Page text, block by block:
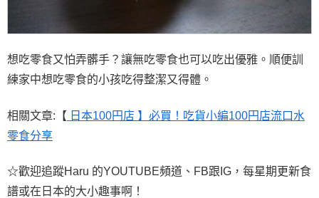
想吃零食又怕弄髒手？讓無吃零食也可以吃出優雅。順便訓
練家中想吃零食的小孩吃得整潔又得體。
相關文章:【 日本100円店 】必買！吃貨小編100円店流口水
零食分享
☆歡迎追蹤Haru 的YOUTUBE頻道、FB跟IG，每星期更新食
譜或在日本的大小趣事啊！